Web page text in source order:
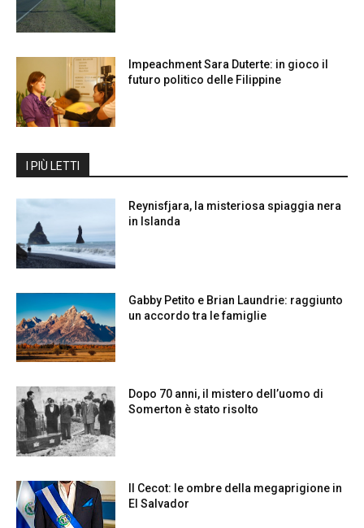
Impeachment Sara Duterte: in gioco il
futuro politico delle Filippine
I PIÙ LETTI
Reynisfjara, la misteriosa spiaggia nera
in Islanda
Gabby Petito e Brian Laundrie: raggiunto
un accordo tra le famiglie
Dopo 70 anni, il mistero dell’uomo di
Somerton è stato risolto
Il Cecot: le ombre della megaprigione in
El Salvador